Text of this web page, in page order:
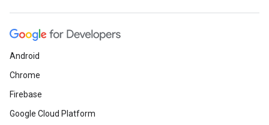
Android
Chrome
Firebase
Google Cloud Platform